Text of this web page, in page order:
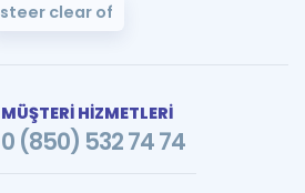
steer clear of
MÜŞTERİ HİZMETLERİ
0 (850) 532 74 74